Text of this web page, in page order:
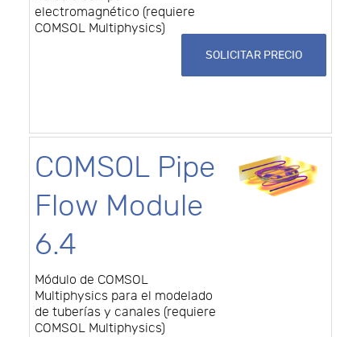
electromagnético (requiere
COMSOL Multiphysics)
SOLICITAR PRECIO
COMSOL Pipe
Flow Module
6.4
Módulo de COMSOL
Multiphysics para el modelado
de tuberías y canales (requiere
COMSOL Multiphysics)